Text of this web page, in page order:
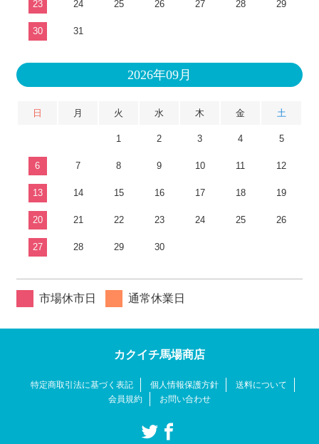
23 24 25 26 27 28 29
30 31
2026年09月
日 月 火 水 木 金 土
1 2 3 4 5
6 7 8 9 10 11 12
13 14 15 16 17 18 19
20 21 22 23 24 25 26
27 28 29 30
市場休市日 通常休業日
カクイチ馬場商店
特定商取引法に基づく表記 個人情報保護方針
送料について
会員規約
お問い合わせ